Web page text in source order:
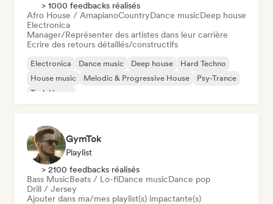
> 1000 feedbacks réalisés
Afro House / AmapianoCountryDance musicDeep house
Electronica
Manager/Représenter des artistes dans leur carrière
Ecrire des retours détaillés/constructifs
Electronica Dance music Deep house
Hard Techno
House music
Melodic & Progressive House
Psy-Trance
Tech House
GymTok
Playlist
> 2100 feedbacks réalisés
Bass MusicBeats / Lo-fiDance musicDance pop
Drill / Jersey
Ajouter dans ma/mes playlist(s) impactante(s)